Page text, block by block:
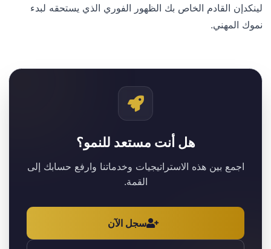
لينكدإن القادم الخاص بك الظهور الفوري الذي يستحقه لبدء
نموك المهني.
هل أنت مستعد للنمو؟
اجمع بين هذه الاستراتيجيات وخدماتنا وارفع حسابك إلى
القمة.
سجل الآن